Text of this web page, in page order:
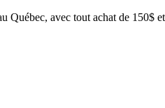
Québec, avec tout achat de 150$